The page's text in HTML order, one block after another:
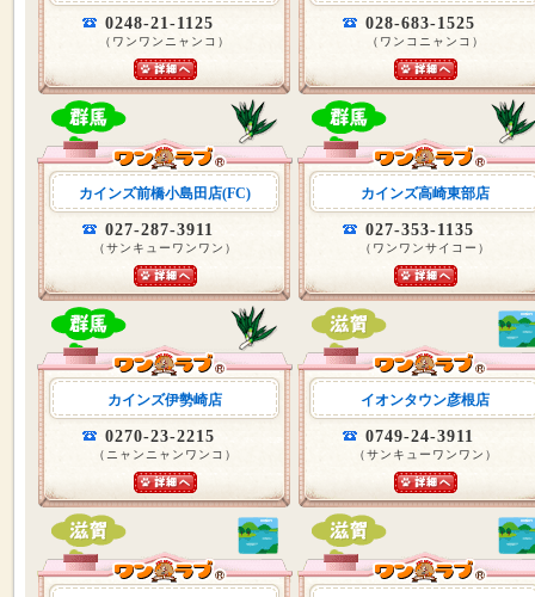
0248-21-1125
（ワンワンニャンコ）
028-683-1525
（ワンコニャンコ）
カインズ前橋小島田店(FC)
027-287-3911
（サンキューワンワン）
カインズ高崎東部店
027-353-1135
（ワンワンサイコー）
カインズ伊勢崎店
0270-23-2215
（ニャンニャンワンコ）
イオンタウン彦根店
0749-24-3911
（サンキューワンワン）